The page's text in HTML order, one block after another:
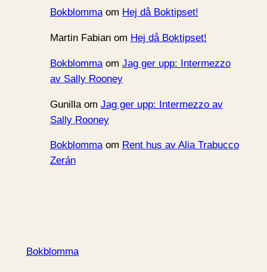
Bokblommaom Hej då Boktipset!
Martin Fabianom Hej då Boktipset!
Bokblommaom Jag ger upp: Intermezzo
av Sally Rooney
Gunillaom Jag ger upp: Intermezzo av
Sally Rooney
Bokblommaom Rent hus av Alia Trabucco
Zerán
Bokblomma